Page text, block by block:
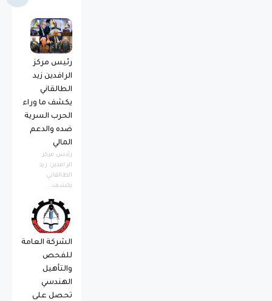
رئيس مركز
الرافدين زيد
الطالقاني
يكشف ما وراء
الحرب السرية
ضده والدعم
المالي
رئيس مركز
الرافدين زيد
الطالقاني
يكشف...
الشركة العامة
للفحص
والتأهيل
الهندسي
تحصل على